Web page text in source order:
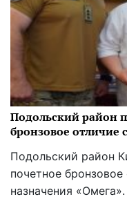
Подольский район
бронзовое отличие
Подольский район
почетное
назначения «Омега».